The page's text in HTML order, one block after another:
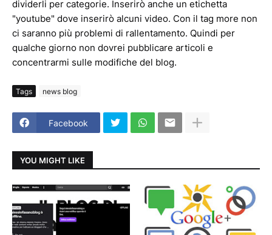
dividerli per categorie. Inserirò anche un etichetta
"youtube" dove inserirò alcuni video. Con il tag more non
ci saranno più problemi di rallentamento. Quindi per
qualche giorno non dovrei pubblicare articoli e
concentrarmi sulle modifiche del blog.
Tags news blog
Facebook
YOU MIGHT LIKE